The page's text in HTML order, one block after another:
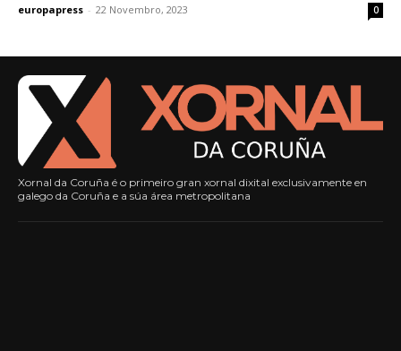
europapress - 22 Novembro, 2023 0
Xornal da Coruña é o primeiro gran xornal dixital exclusivamente en
galego da Coruña e a súa área metropolitana